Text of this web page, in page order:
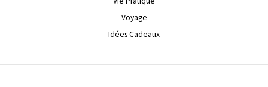
Voyage
Idées Cadeaux